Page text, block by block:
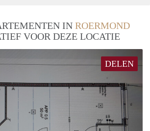
IN ROERMOND
VOOR DEZE LOCATIE
DELEN